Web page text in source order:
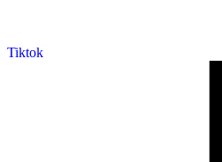
Tiktok